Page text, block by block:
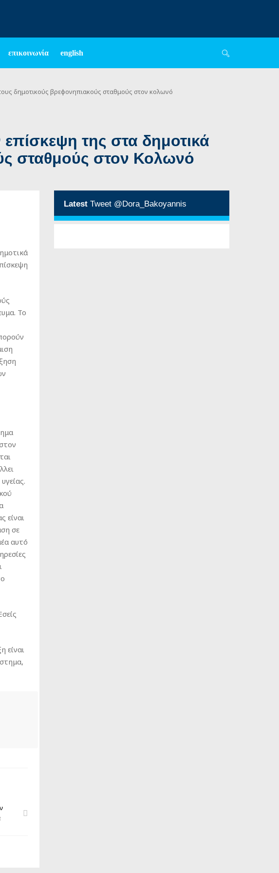
επικοινωνία english
δημοτικούς βρεφονηπιακούς σταθμούς στον κολωνό
της στα δημοτικά
σταθμούς στον Κολωνό
Το
είναι
σε
αυτό
είναι
Latest Tweet @Dora_Bakoyannis